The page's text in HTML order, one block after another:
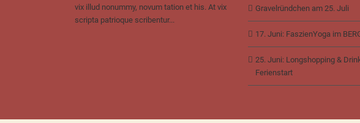
vix illud nonummy, novum tation et his. At vix
scripta patrioque scribentur...
Gravelründchen am 25. Juli
17. Juni: FaszienYoga im
25. Juni: Longshopping &
Ferienstart